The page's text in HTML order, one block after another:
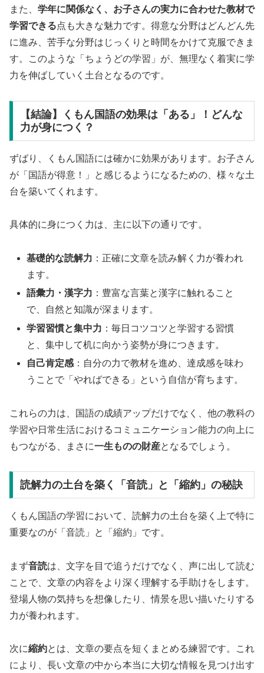
また、 学年に関係なく、お子さんの実力に合わせた教材で
学習できる点も大きな魅力です。得意な分野はどんどん先
に進み、苦手な分野はじっくりと時間をかけて克服できま
す。このような「ちょうどの学習」が、無理なく着実に学
力を伸ばしていく土台となるのです。
【結論】くもん国語の効果は「ある」！どんな
力が身につく？
ずばり、くもん国語には確かに効果があります。お子さん
が「国語が得意！」と感じるようになるための、様々な土
台を築いてくれます。
具体的に身につく力は、主に以下の通りです。
基礎的な読解力 ：正確に文章を読み解く力が養われ
ます。
語彙力・漢字力 ：豊富な言葉と漢字に触れること
で、自然と知識が深まります。
学習習慣と集中力 ：毎日コツコツと学習する習慣
と、集中して机に向かう姿勢が身につきます。
自己肯定感 ：自分の力で教材を進め、達成感を味わ
うことで「やればできる」という自信が育ちます。
これらの力は、国語の成績アップだけでなく、他の教科の
学習や日常生活におけるコミュニケーション能力の向上に
もつながる、まさに一生ものの財産となるでしょう。
読解力の土台を築く「音読」と「縮約」の秘訣
くもん国語の学習において、読解力の土台を築く上で特に
重要なのが「音読」と「縮約」です。
まず音読は、文字を目で追うだけでなく、声に出して読む
ことで、文章の内容をより深く理解する手助けをします。
登場人物の気持ちを想像したり、情景を思い描いたりする
力が養われます。
次に縮約とは、文章の要点を短くまとめる練習です。これ
により、長い文章の中から本当に大切な情報を見つけ出す